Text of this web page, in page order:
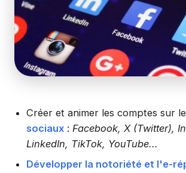
Créer et animer les comptes sur
sociaux : Facebook, X (Twitter),
LinkedIn, TikTok, YouTube...
Développer la notoriété et l'e-